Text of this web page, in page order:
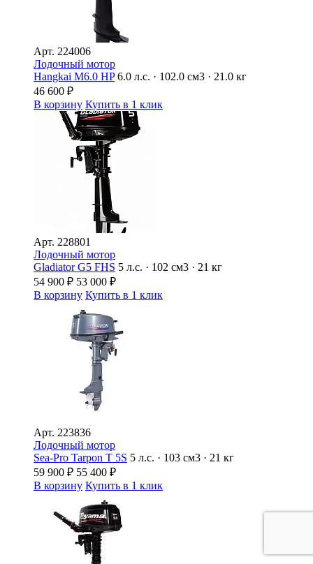
Арт. 224006
Лодочный мотор
Hangkai M6.0 HP 6.0 л.с. · 102.0 см3 · 21.0 кг
46 600 ₽
В корзину Купить в 1 клик
Арт. 228801
Лодочный мотор
Gladiator G5 FHS 5 л.с. · 102 см3 · 21 кг
54 900 ₽ 53 000 ₽
В корзину Купить в 1 клик
Арт. 223836
Лодочный мотор
Sea-Pro Tarpon Т 5S 5 л.с. · 103 см3 · 21 кг
59 900 ₽ 55 400 ₽
В корзину Купить в 1 клик